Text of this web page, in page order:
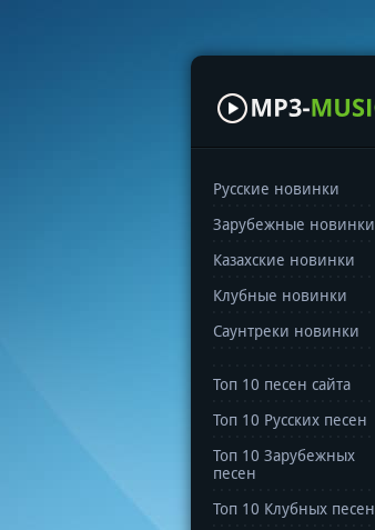
Русские новинки
Зарубежные новинки
Казахские новинки
Клубные новинки
Саунтреки новинки
Топ 10 песен сайта
Топ 10 Русских песен
Топ 10 Зарубежных
песен
Топ 10 Клубных песен